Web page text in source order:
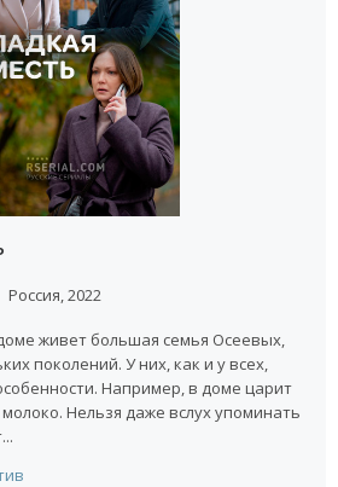
Поэтому смотреть истории об
времяпровождением.
мелодрамы в режиме онлайн.
Россия, 2022
живет большая семья Осеевых,
поколений. У них, как и у всех,
Например, в доме царит
Нельзя даже вслух упоминать